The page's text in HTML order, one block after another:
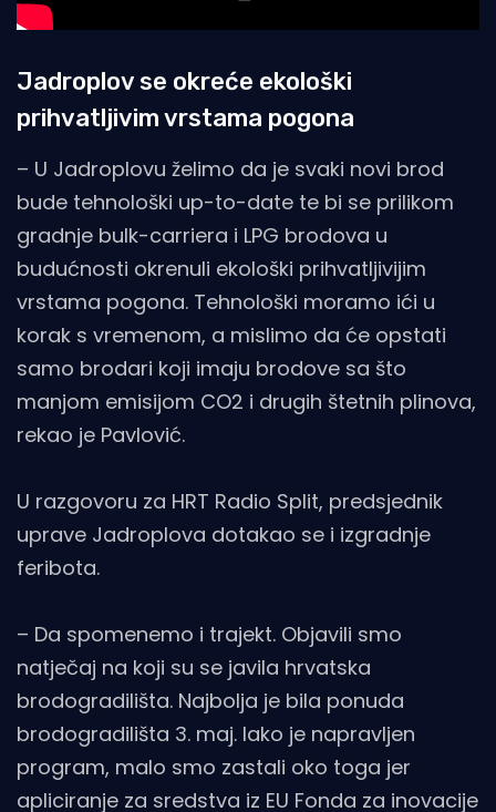
Jadroplov se okreće ekološki
prihvatljivim vrstama pogona
– U Jadroplovu želimo da je svaki novi brod
bude tehnološki up-to-date te bi se prilikom
gradnje bulk-carriera i LPG brodova u
budućnosti okrenuli ekološki prihvatljivijim
vrstama pogona. Tehnološki moramo ići u
korak s vremenom, a mislimo da će opstati
samo brodari koji imaju brodove sa što
manjom emisijom CO2 i drugih štetnih plinova,
rekao je Pavlović.
U razgovoru za HRT Radio Split, predsjednik
uprave Jadroplova dotakao se i izgradnje
feribota.
– Da spomenemo i trajekt. Objavili smo
natječaj na koji su se javila hrvatska
brodogradilišta. Najbolja je bila ponuda
brodogradilišta 3. maj. Iako je napravljen
program, malo smo zastali oko toga jer
apliciranje za sredstva iz EU Fonda za inovacije